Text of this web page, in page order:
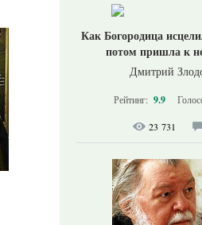
Как Богородица
потом пришла к
Дмитрий
Рейтинг: 9.9
23 731